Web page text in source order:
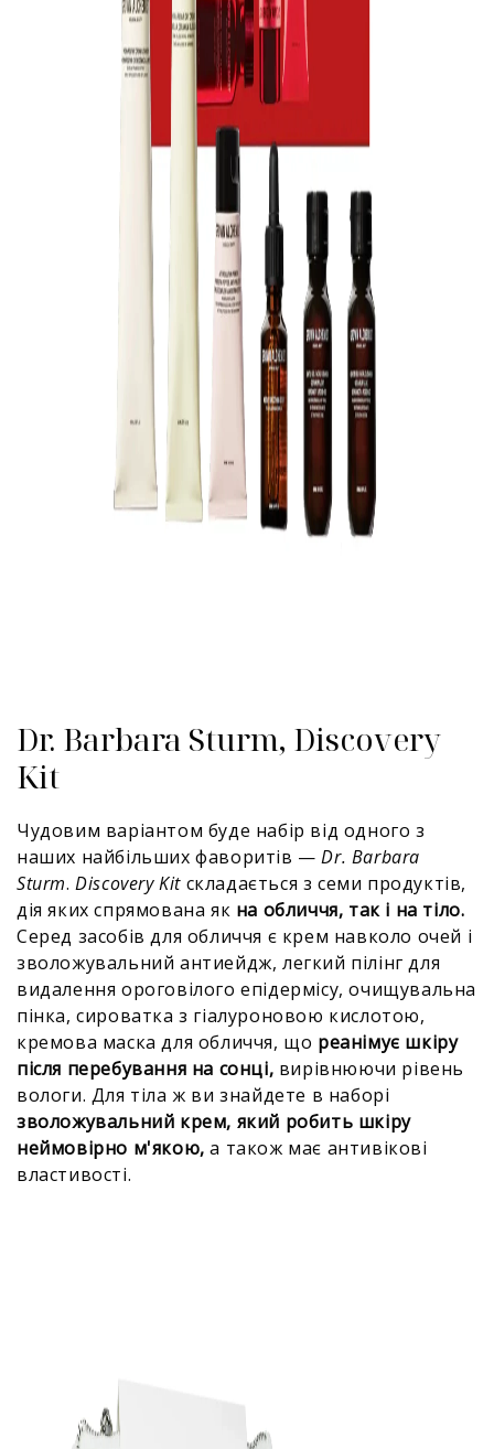
Dr. Barbara Sturm, Discovery
Kit
Чудовим варіантом буде набір від одного з
наших найбільших фаворитів —Dr. Barbara
Sturm.Discovery Kit складається з семи продуктів,
дія яких спрямована як на обличчя, так і на тіло.
Серед засобів для обличчя є крем навколо очей і
зволожувальний антиейдж, легкий пілінг для
видалення ороговілого епідермісу, очищувальна
пінка, сироватка з гіалуроновою кислотою,
кремова маска для обличчя, що реанімує шкіру
після перебування на сонці, вирівнюючи рівень
вологи. Для тіла ж ви знайдете в наборі
зволожувальний крем, який робить шкіру
неймовірно м'якою, а також має антивікові
властивості.